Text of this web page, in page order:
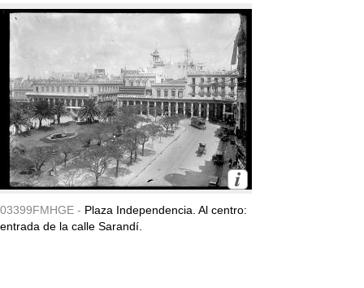
03399FMHGE - Plaza Independencia. Al centro:
entrada de la calle Sarandí.